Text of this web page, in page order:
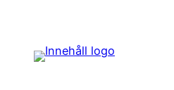
innehåll